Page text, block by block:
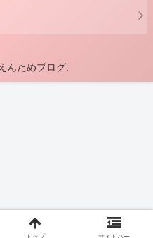
んためブログ.
トップ サイドバー